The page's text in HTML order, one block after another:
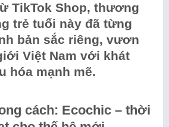
TikTok Shop, thương
trẻ tuổi này đã từng
bản sắc riêng, vươn
Việt Nam với khát
hóa mạnh mẽ.
cách: Ecochic – thời